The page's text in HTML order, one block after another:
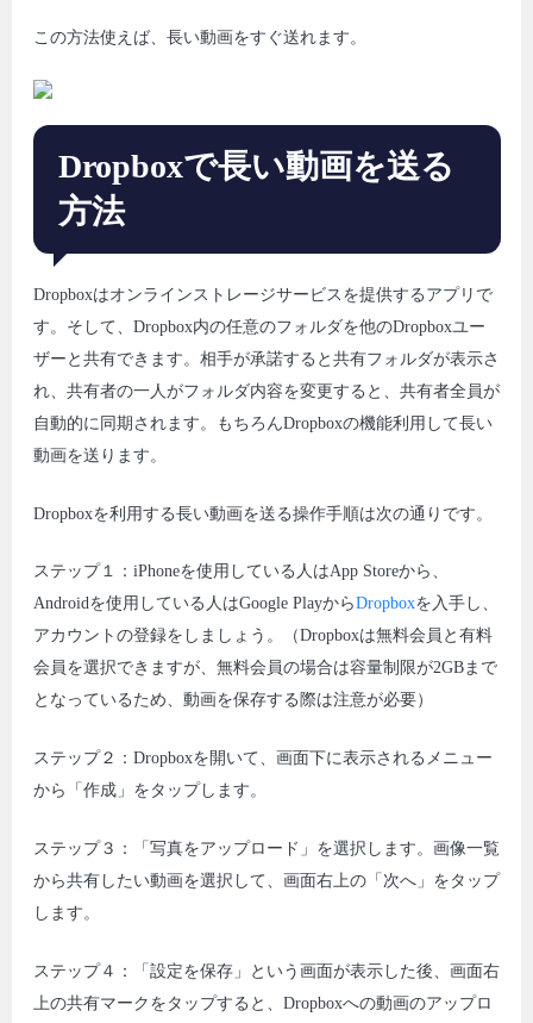
この方法使えば、長い動画をすぐ送れます。
Dropboxで長い動画を送る
方法
Dropboxはオンラインストレージサービスを提供するアプリで
す。そして、Dropbox内の任意のフォルダを他のDropboxユー
ザーと共有できます。相手が承諾すると共有フォルダが表示さ
れ、共有者の一人がフォルダ内容を変更すると、共有者全員が
自動的に同期されます。もちろんDropboxの機能利用して長い
動画を送ります。
Dropboxを利用する長い動画を送る操作手順は次の通りです。
ステップ１：iPhoneを使用している人はApp Storeから、
Androidを使用している人はGoogle PlayからDropboxを入手し、
アカウントの登録をしましょう。（Dropboxは無料会員と有料
会員を選択できますが、無料会員の場合は容量制限が2GBまで
となっているため、動画を保存する際は注意が必要）
ステップ２：Dropboxを開いて、画面下に表示されるメニュー
から「作成」をタップします。
ステップ３：「写真をアップロード」を選択します。画像一覧
から共有したい動画を選択して、画面右上の「次へ」をタップ
します。
ステップ４：「設定を保存」という画面が表示した後、画面右
上の共有マークをタップすると、Dropboxへの動画のアップロ